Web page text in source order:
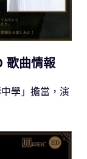
歌曲情報
學」擔當，演